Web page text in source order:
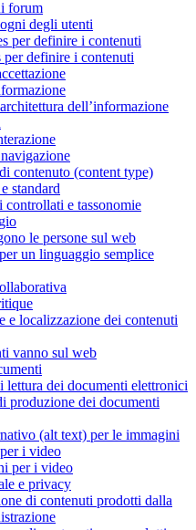
forum
degli utenti
per definire i contenuti
per definire i contenuti
dell’informazione
contenuto (content type)
standard
controllati e tassonomie
le persone sul web
un linguaggio semplice
e localizzazione dei contenuti
vanno sul web
lettura dei documenti elettronici
produzione dei documenti
(alt text) per le immagini
i video
per i video
e privacy
di contenuti prodotti dalla